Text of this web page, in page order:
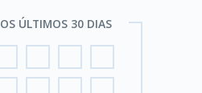
ÚLTIMOS 30 DIAS